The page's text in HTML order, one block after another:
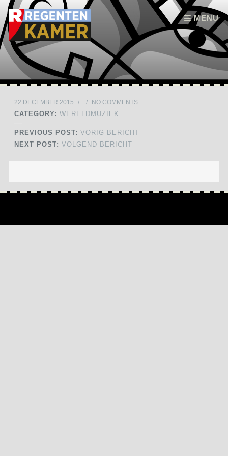
MENU
Skip to content
22 DECEMBER 2015 / / NO COMMENTS
CATEGORY: WERELDMUZIEK
PREVIOUS POST: VORIG BERICHT
NEXT POST: VOLGEND BERICHT